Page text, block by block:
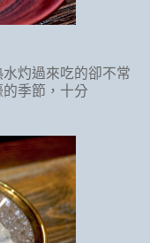
灼過來吃的卻不常
季節，十分